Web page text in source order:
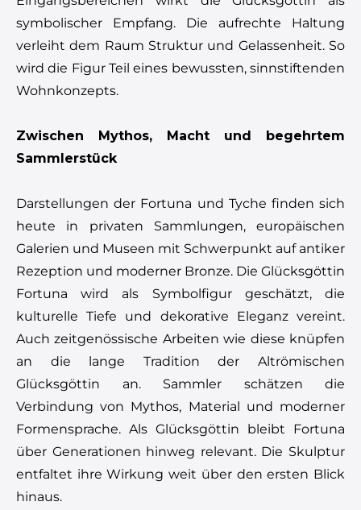
symbolischer Empfang. Die aufrechte Haltung
verleiht dem Raum Struktur und Gelassenheit. So
wird die Figur Teil eines bewussten, sinnstiftenden
Wohnkonzepts.
Zwischen Mythos, Macht und begehrtem
Sammlerstück
Darstellungen der Fortuna und Tyche finden sich
heute in privaten Sammlungen, europäischen
Galerien und Museen mit Schwerpunkt auf antiker
Rezeption und moderner Bronze. Die Glücksgöttin
Fortuna wird als Symbolfigur geschätzt, die
kulturelle Tiefe und dekorative Eleganz vereint.
Auch zeitgenössische Arbeiten wie diese knüpfen
an die lange Tradition der Altrömischen
Glücksgöttin an. Sammler schätzen die
Verbindung von Mythos, Material und moderner
Formensprache. Als Glücksgöttin bleibt Fortuna
über Generationen hinweg relevant. Die Skulptur
entfaltet ihre Wirkung weit über den ersten Blick
hinaus.